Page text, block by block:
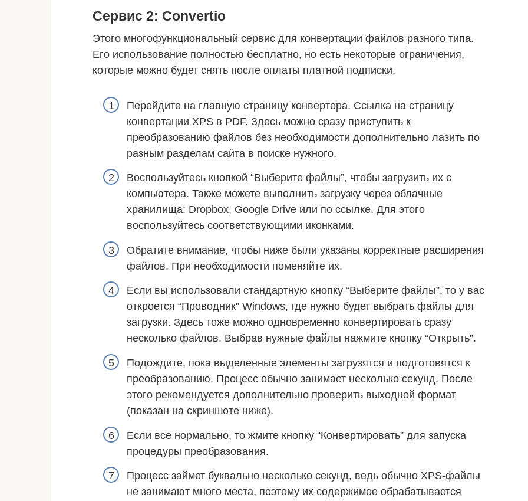
Сервис 2: Convertio
Этого многофункциональный сервис для конвертации файлов разного типа.
Его использование полностью бесплатно, но есть некоторые ограничения,
которые можно будет снять после оплаты платной подписки.
Перейдите на главную страницу конвертера. Ссылка на страницу
конвертации XPS в PDF. Здесь можно сразу приступить к
преобразованию файлов без необходимости дополнительно лазить по
разным разделам сайта в поиске нужного.
Воспользуйтесь кнопкой “Выберите файлы”, чтобы загрузить их с
компьютера. Также можете выполнить загрузку через облачные
хранилища: Dropbox, Google Drive или по ссылке. Для этого
воспользуйтесь соответствующими иконками.
Обратите внимание, чтобы ниже были указаны корректные расширения
файлов. При необходимости поменяйте их.
Если вы использовали стандартную кнопку “Выберите файлы”, то у вас
откроется “Проводник” Windows, где нужно будет выбрать файлы для
загрузки. Здесь тоже можно одновременно конвертировать сразу
несколько файлов. Выбрав нужные файлы нажмите кнопку “Открыть”.
Подождите, пока выделенные элементы загрузятся и подготовятся к
преобразованию. Процесс обычно занимает несколько секунд. После
этого рекомендуется дополнительно проверить выходной формат
(показан на скриншоте ниже).
Если все нормально, то жмите кнопку “Конвертировать” для запуска
процедуры преобразования.
Процесс займет буквально несколько секунд, ведь обычно XPS-файлы
не занимают много места, поэтому их содержимое обрабатывается